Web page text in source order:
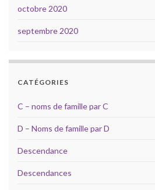
octobre 2020
septembre 2020
CATÉGORIES
C – noms de famille par C
D – Noms de famille par D
Descendance
Descendances